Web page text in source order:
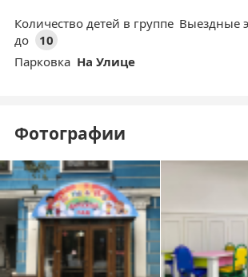
Количество детей в группе
до
10
Выездные
Парковка На Улице
Фотографии